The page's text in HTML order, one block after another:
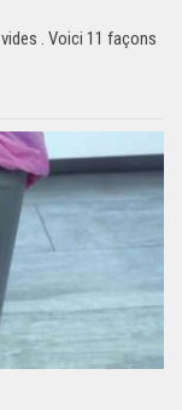
. Voici 11 façons